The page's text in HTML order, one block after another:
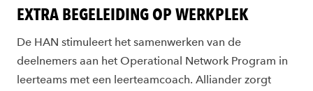
EXTRA BEGELEIDING OP WERKPLEK
De HAN stimuleert het samenwerken van de
deelnemers aan het Operational Network Program in
leerteams met een leerteamcoach. Alliander zorgt